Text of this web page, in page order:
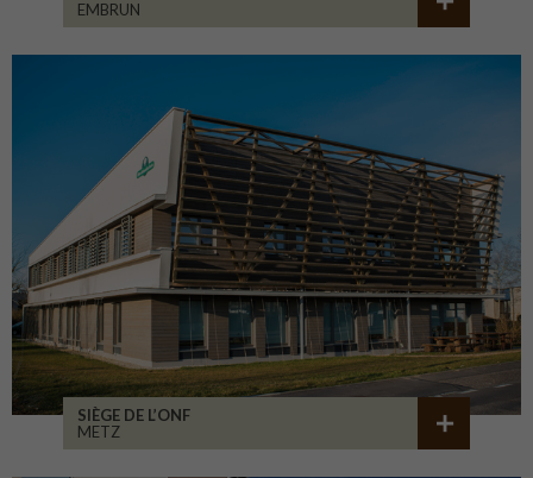
EMBRUN
SIÈGE DE L’ONF
METZ